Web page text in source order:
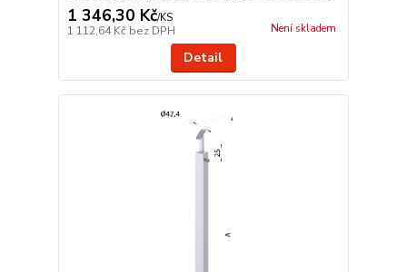
1 346,30 Kč/KS
1 112,64 Kč bez DPH Není skladem
Detail